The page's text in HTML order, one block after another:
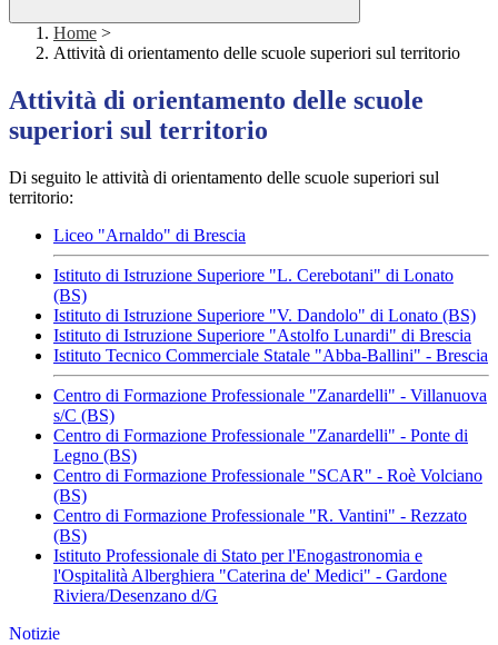
Home >
Attività di orientamento delle scuole superiori sul territorio
Attività di orientamento delle scuole
superiori sul territorio
Di seguito le attività di orientamento delle scuole superiori sul
territorio:
Liceo "Arnaldo" di Brescia
Istituto di Istruzione Superiore "L. Cerebotani" di Lonato
(BS)
Istituto di Istruzione Superiore "V. Dandolo" di Lonato (BS)
Istituto di Istruzione Superiore "Astolfo Lunardi" di Brescia
Istituto Tecnico Commerciale Statale "Abba-Ballini" - Brescia
Centro di Formazione Professionale "Zanardelli" - Villanuova
s/C (BS)
Centro di Formazione Professionale "Zanardelli" - Ponte di
Legno (BS)
Centro di Formazione Professionale "SCAR" - Roè Volciano
(BS)
Centro di Formazione Professionale "R. Vantini" - Rezzato
(BS)
Istituto Professionale di Stato per l'Enogastronomia e
l'Ospitalità Alberghiera "Caterina de' Medici" - Gardone
Riviera/Desenzano d/G
Notizie